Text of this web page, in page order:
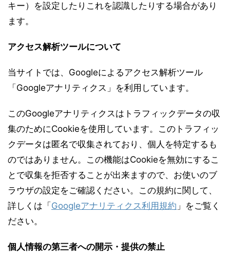
キー）を設定したりこれを認識したりする場合があり
ます。
アクセス解析ツールについて
当サイトでは、Googleによるアクセス解析ツール
「Googleアナリティクス」を利用しています。
このGoogleアナリティクスはトラフィックデータの収
集のためにCookieを使用しています。このトラフィッ
クデータは匿名で収集されており、個人を特定するも
のではありません。この機能はCookieを無効にするこ
とで収集を拒否することが出来ますので、お使いのブ
ラウザの設定をご確認ください。この規約に関して、
詳しくは「 Googleアナリティクス利用規約 」をご覧く
ださい。
個人情報の第三者への開示・提供の禁止